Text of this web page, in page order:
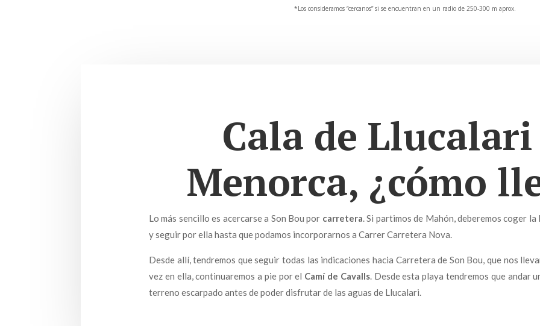
*Los consideramos “cercanos” si se encuentran en un radio de 250-300 m aprox.
Cala de
Menorca, ¿cómo
Lo más sencillo es acercarse a Son Bou por carretera. Si partimos de Mahón, deberemos coger
y seguir por ella hasta que podamos incorporarnos a Carrer Carretera Nova.
Desde allí, tendremos que seguir todas las indicaciones hacia Carretera de Son Bou, que nos
vez en ella, continuaremos a pie por el Camí de Cavalls. Desde esta playa tendremos que andar
terreno escarpado antes de poder disfrutar de las aguas de Llucalari.